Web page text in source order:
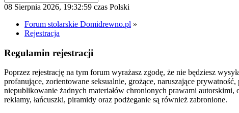
08 Sierpnia 2026, 19:32:59 czas Polski
Forum stolarskie Domidrewno.pl »
Rejestracja
Regulamin rejestracji
Poprzez rejestrację na tym forum wyrażasz zgodę, że nie będziesz
profanujące, zorientowane seksualnie, grożące, naruszające
niepublikowanie żadnych materiałów chronionych prawami autorskimi,
reklamy, łańcuszki, piramidy oraz podżeganie są również zabronione.